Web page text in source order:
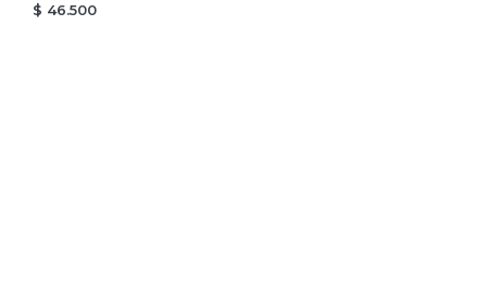
$ 46.500